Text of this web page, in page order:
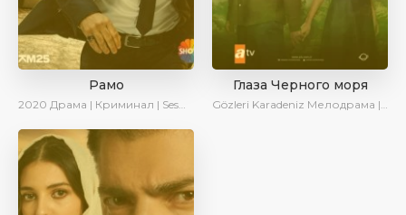
Рамо
2020 Драма | Криминал | SesDizi | Ирина Котова
Глаза Черного моря
Gözleri Karadeniz Мелодрама | Драма | Новинки | Сериалы 2025